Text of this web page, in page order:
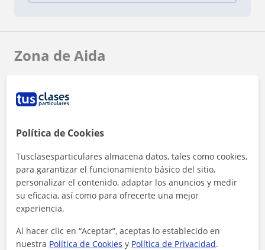
Zona de Aida
Pozuelo de Alarcón
Leganés
Coslada
+ −
Política de Cookies
Tusclasesparticulares almacena datos, tales como cookies,
para garantizar el funcionamiento básico del sitio,
personalizar el contenido, adaptar los anuncios y medir
su eficacia, así como para ofrecerte una mejor
experiencia.
Al hacer clic en “Aceptar”, aceptas lo establecido en
nuestra Política de Cookies y Política de Privacidad.